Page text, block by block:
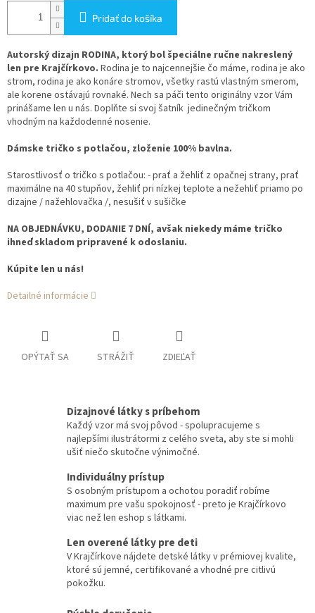
Pridať do košíka
Autorský dizajn RODINA, ktorý bol špeciálne ručne nakreslený
len pre Krajčírkovo. Rodina je to najcennejšie čo máme, rodina je ako
strom, rodina je ako konáre stromov, všetky rastú vlastným smerom,
ale korene ostávajú rovnaké. Nech sa páči tento originálny vzor Vám
prinášame len u nás. Doplňte si svoj šatník jedinečným tričkom
vhodným na každodenné nosenie.
Dámske tričko s potlačou, zloženie 100% bavlna.
Starostlivosť o tričko s potlačou: - prať a žehliť z opačnej strany, prať
maximálne na 40 stupňov, žehliť pri nízkej teplote a nežehliť priamo po
dizajne / nažehlovačka /, nesušiť v sušičke
NA OBJEDNÁVKU, DODANIE 7 DNÍ, avšak niekedy máme tričko
ihneď skladom pripravené k odoslaniu.
Kúpite len u nás!
Detailné informácie
OPÝTAŤ SA STRÁŽIŤ ZDIEĽAŤ
Dizajnové látky s príbehom
Každý vzor má svoj pôvod - spolupracujeme s
najlepšími ilustrátormi z celého sveta, aby ste si mohli
ušiť niečo skutočne výnimočné.
Individuálny prístup
S osobným prístupom a ochotou poradiť robíme
maximum pre vašu spokojnosť - preto je Krajčírkovo
viac než len eshop s látkami.
Len overené látky pre deti
V Krajčírkove nájdete detské látky v prémiovej kvalite,
ktoré sú jemné, certifikované a vhodné pre citlivú
pokožku.